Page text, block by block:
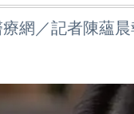
網／記者陳蘊晨